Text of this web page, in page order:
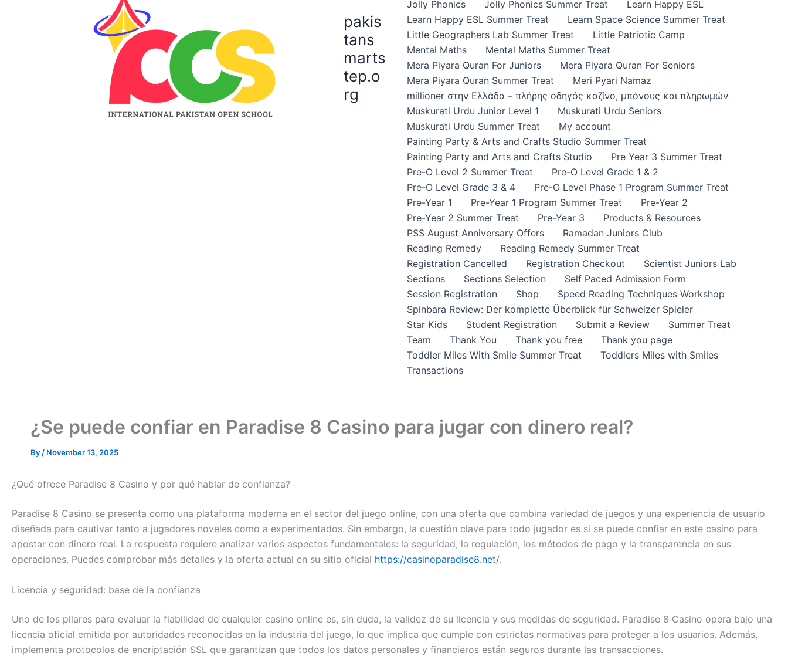
pakis
tans
marts
tep.o
rg
Jolly Phonics
Jolly Phonics Summer Treat
Learn Happy ESL
Learn Happy ESL Summer Treat
Learn Space Science Summer Treat
Little Geographers Lab Summer Treat
Little Patriotic Camp
Mental Maths
Mental Maths Summer Treat
Mera Piyara Quran For Juniors
Mera Piyara Quran For Seniors
Mera Piyara Quran Summer Treat
Meri Pyari Namaz
millioner στην Ελλάδα – πλήρης οδηγός καζίνο, μπόνους και πληρωμών
Muskurati Urdu Junior Level 1
Muskurati Urdu Seniors
Muskurati Urdu Summer Treat
My account
Painting Party & Arts and Crafts Studio Summer Treat
Painting Party and Arts and Crafts Studio
Pre Year 3 Summer Treat
Pre-O Level 2 Summer Treat
Pre-O Level Grade 1 & 2
Pre-O Level Grade 3 & 4
Pre-O Level Phase 1 Program Summer Treat
Pre-Year 1
Pre-Year 1 Program Summer Treat
Pre-Year 2
Pre-Year 2 Summer Treat
Pre-Year 3
Products & Resources
PSS August Anniversary Offers
Ramadan Juniors Club
Reading Remedy
Reading Remedy Summer Treat
Registration Cancelled
Registration Checkout
Scientist Juniors Lab
Sections
Sections Selection
Self Paced Admission Form
Session Registration
Shop
Speed Reading Techniques Workshop
Spinbara Review: Der komplette Überblick für Schweizer Spieler
Star Kids
Student Registration Submit a Review
Summer Treat
Team
Thank You Thank you free
Thank you page
Toddler Miles With Smile Summer Treat
Toddlers Miles with Smiles
Transactions
¿Se puede confiar en Paradise 8 Casino para jugar con dinero real?
By / November 13, 2025
¿Qué ofrece Paradise 8 Casino y por qué hablar de confianza?
Paradise 8 Casino se presenta como una plataforma moderna en el sector del juego online, con una oferta que combina variedad de juegos y una experiencia de usuario
diseñada para cautivar tanto a jugadores noveles como a experimentados. Sin embargo, la cuestión clave para todo jugador es si se puede confiar en este casino para
apostar con dinero real. La respuesta requiere analizar varios aspectos fundamentales: la seguridad, la regulación, los métodos de pago y la transparencia en sus
operaciones. Puedes comprobar más detalles y la oferta actual en su sitio oficial https://casinoparadise8.net/.
Licencia y seguridad: base de la confianza
Uno de los pilares para evaluar la fiabilidad de cualquier casino online es, sin duda, la validez de su licencia y sus medidas de seguridad. Paradise 8 Casino opera bajo una
licencia oficial emitida por autoridades reconocidas en la industria del juego, lo que implica que cumple con estrictas normativas para proteger a los usuarios. Además,
implementa protocolos de encriptación SSL que garantizan que todos los datos personales y financieros están seguros durante las transacciones.